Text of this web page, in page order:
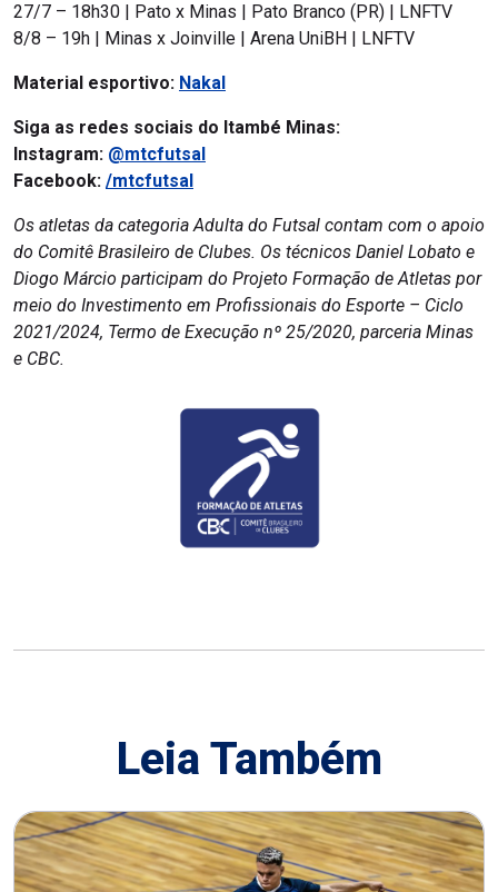
27/7 – 18h30 | Pato x Minas | Pato Branco (PR) | LNFTV
8/8 – 19h | Minas x Joinville | Arena UniBH | LNFTV
Material esportivo: Nakal
Siga as redes sociais do Itambé Minas:
Instagram: @mtcfutsal
Facebook: /mtcfutsal
Os atletas da categoria Adulta do Futsal contam com o apoio
do Comitê Brasileiro de Clubes. Os técnicos Daniel Lobato e
Diogo Márcio participam do Projeto Formação de Atletas por
meio do Investimento em Profissionais do Esporte – Ciclo
2021/2024, Termo de Execução nº 25/2020, parceria Minas
e CBC.
Leia Também